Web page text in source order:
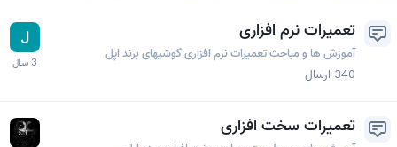
تعمیرات نرم افزاری
آموزش ها و مباحث تعمیرات نرم افزاری گوشیهای برند اپل
340
ارسال
تعمیرات سخت افزاری